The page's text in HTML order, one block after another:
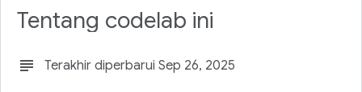
1. Pengantar
Cara menjalankan pengujian seluler dengan sistem
Yang akan Anda pelajari
Tentang codelab ini
subject Terakhir diperbarui Sep 26, 2025